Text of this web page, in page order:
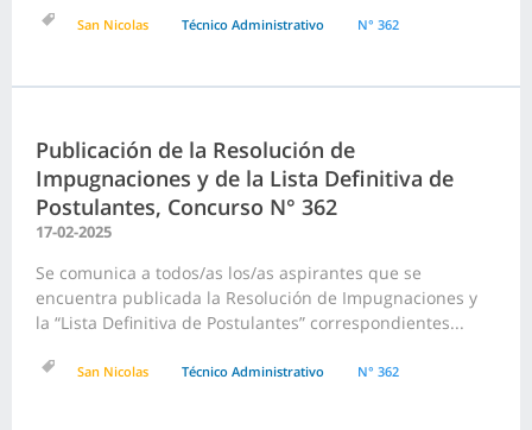
San Nicolas Técnico Administrativo N° 362
Publicación de la Resolución de
Impugnaciones y de la Lista Definitiva de
Postulantes, Concurso N° 362
17-02-2025
Se comunica a todos/as los/as aspirantes que se
encuentra publicada la Resolución de Impugnaciones y
la “Lista Definitiva de Postulantes” correspondientes...
San Nicolas Técnico Administrativo N° 362